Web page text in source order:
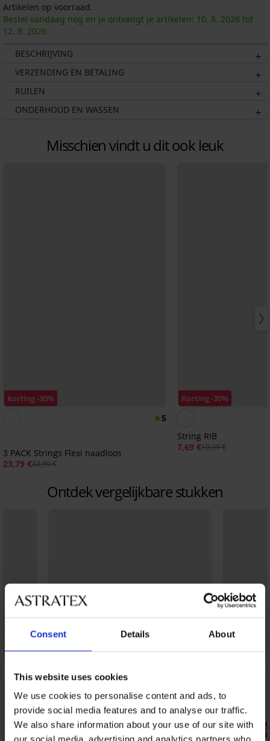
Consent Details About
This website uses cookies
We use cookies to personalise content and ads, to
provide social media features and to analyse our traffic.
We also share information about your use of our site with
Artikelen op voorraad.
Bestel vandaag nog en je ontvangt je artikelen: 10. 8. 2026 tot
12. 8. 2026
BESCHRIJVING
VERZENDING EN BETALING
RUILEN
ONDERHOUD EN WASSEN
Misschien vindt u dit ook leuk
Korting -30%
5
3 PACK Strings Flexi naadloos
23,79 €33,99 €
Korting -30%
String RIB
7,69 €10,99 €
Ontdek vergelijkbare stukken
3+1 GRATIS